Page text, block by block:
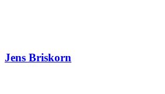
Jens Briskorn